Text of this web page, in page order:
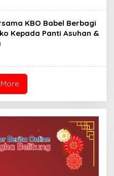
KBO Babel Berbagi
Kepada Panti Asuhan &